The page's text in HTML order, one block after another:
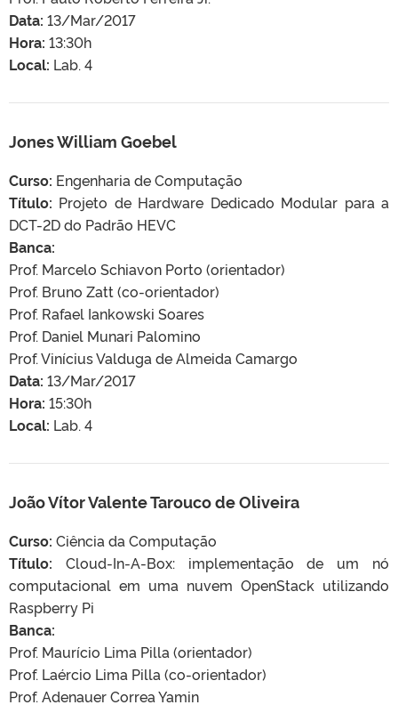
Data: 13/Mar/2017
Hora: 13:30h
Local: Lab. 4
Jones William Goebel
Curso: Engenharia de Computação
Título: Projeto de Hardware Dedicado Modular para a
DCT-2D do Padrão HEVC
Banca:
Prof. Marcelo Schiavon Porto (orientador)
Prof. Bruno Zatt (co-orientador)
Prof. Rafael Iankowski Soares
Prof. Daniel Munari Palomino
Prof. Vinícius Valduga de Almeida Camargo
Data: 13/Mar/2017
Hora: 15:30h
Local: Lab. 4
João Vítor Valente Tarouco de Oliveira
Curso: Ciência da Computação
Título: Cloud-In-A-Box: implementação de um nó
computacional em uma nuvem OpenStack utilizando
Raspberry Pi
Banca:
Prof. Maurício Lima Pilla (orientador)
Prof. Laércio Lima Pilla (co-orientador)
Prof. Adenauer Correa Yamin